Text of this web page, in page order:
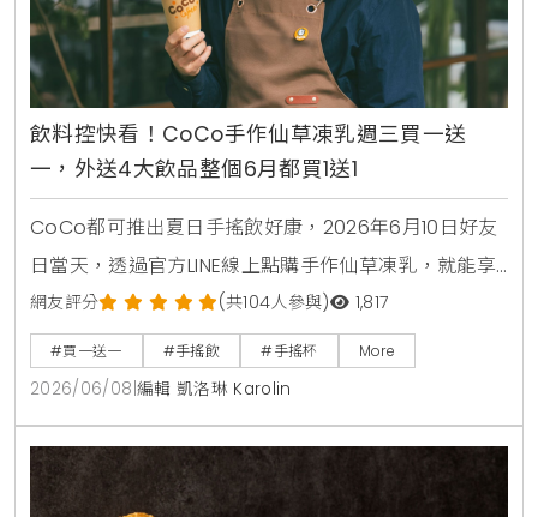
飲料控快看！CoCo手作仙草凍乳週三買一送
一，外送4大飲品整個6月都買1送1
CoCo都可推出夏日手搖飲好康，2026年6月10日好友
日當天，透過官方LINE線上點購手作仙草凍乳，就能享
有第2杯0元買1送1優惠。另外整個6月份，foodpanda
外送平台也同步推出茉香凍奶綠、芒果綠茶、四季珍椰
青、粉角生椰拿鐵等4大品項買1送1，讓大家在炎熱夏天
不用出門也能省錢消暑。
網友評分 (共104人參與) 1,817
#買一送一 #手搖飲 #手搖杯 More
2026/06/08 編輯 凱洛琳 Karolin